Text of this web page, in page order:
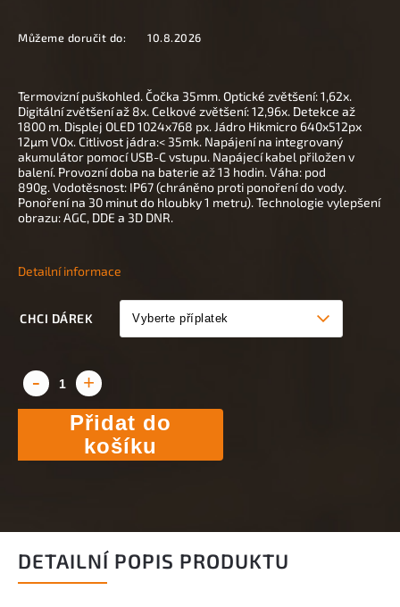
Můžeme doručit do: 10.8.2026
CHCI DÁREK
Přidat do
košíku
Termovizní puškohled. Čočka 35mm. Optické zvětšení: 1,62x.
Digitální zvětšení až 8x. Celkové zvětšení: 12,96x. Detekce až
1800 m. Displej OLED 1024x768 px. Jádro Hikmicro 640x512px
12µm VOx.Citlivost jádra:< 35mk. Napájení na integrovaný
akumulátor pomocí USB-C vstupu. Napájecí kabel přiložen v
balení. Provozní doba na baterie až 13 hodin.Váha: pod
890g. Vodotěsnost: IP67 (chráněno proti ponoření do vody.
Ponoření na 30 minut do hloubky 1 metru). Technologie vylepšení
obrazu: AGC, DDE a 3D DNR.
Detailní informace
DETAILNÍ POPIS PRODUKTU